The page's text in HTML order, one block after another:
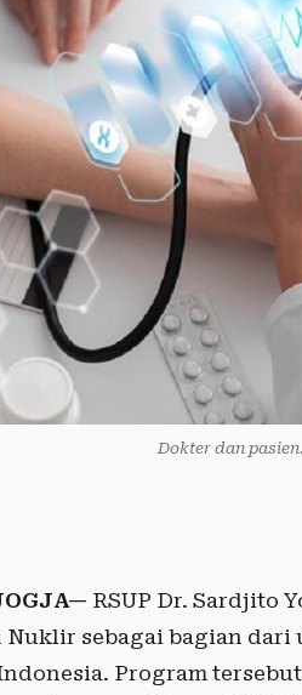
Dokter dan
RSUP Dr. Sardjito
sebagai bagian dari
Program